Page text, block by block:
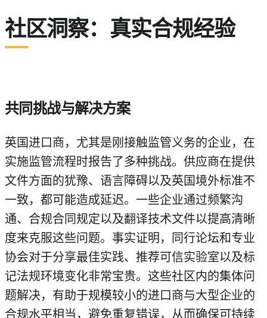
社区洞察：真实合规经验
共同挑战与解决方案
英国进口商，尤其是刚接触监管义务的企业，在
实施监管流程时报告了多种挑战。供应商在提供
文件方面的犹豫、语言障碍以及英国境外标准不
一致，都可能造成延迟。一些企业通过频繁沟
通、合规合同规定以及翻译技术文件以提高清晰
度来克服这些问题。事实证明，同行论坛和专业
协会对于分享最佳实践、推荐可信实验室以及标
记法规环境变化非常宝贵。这些社区内的集体问
题解决，有助于规模较小的进口商与大型企业的
合规水平相当，避免重复错误，从而确保可持续